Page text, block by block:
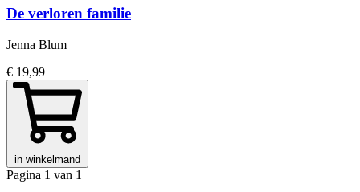
De verloren familie
Jenna Blum
€ 19,99
in winkelmand
Pagina 1 van 1